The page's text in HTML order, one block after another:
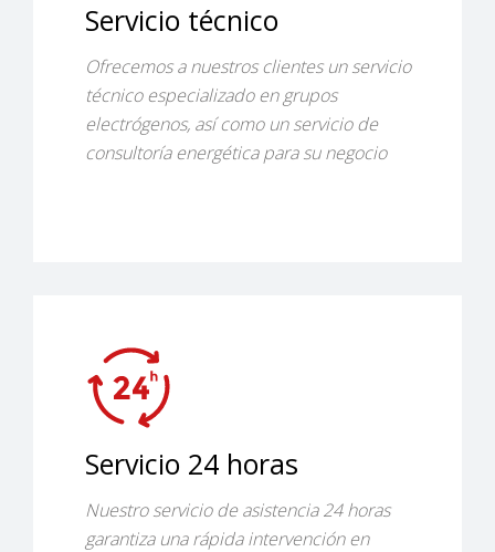
Servicio técnico
Ofrecemos a nuestros clientes un servicio
técnico especializado en grupos
electrógenos, así como un servicio de
consultoría energética para su negocio
Servicio 24 horas
Nuestro servicio de asistencia 24 horas
garantiza una rápida intervención en